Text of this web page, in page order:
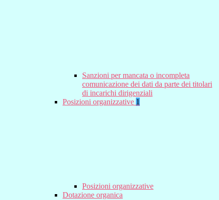
Sanzioni per mancata o incompleta
comunicazione dei dati da parte dei titolari
di incarichi dirigenziali
Posizioni organizzative 1
Posizioni organizzative
Dotazione organica